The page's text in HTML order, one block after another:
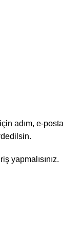
adım, e-posta
yapmalısınız.